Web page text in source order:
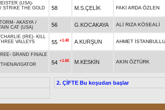
(USA)-
/ STRIKE THE GOLD
58 M.S.ÇELİK FAKİ ARDA ÖZLEN
- AKASYA /
CAT (USA)
56 G.KOCAKAYA ALİ RIZA KÖSEALİ
(IRE)- KILL
VALLEYS
55 +1.40 A.KURŞUN AHMET İSTANBULLU
- GRAND FINALE
54 +1.60 M.KESKİN AKIN ÖZTÜRK
2. ÇİFTE Bu koşudan başlar